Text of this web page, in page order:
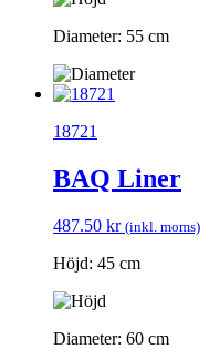
Diameter: 55 cm
18721
BAQ Liner
487.50 kr (inkl. moms)
Höjd: 45 cm
Diameter: 60 cm